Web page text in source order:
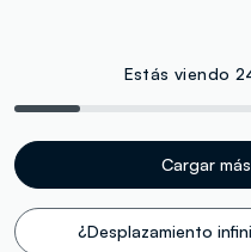
Estás viendo
Cargar
¿Desplazamiento